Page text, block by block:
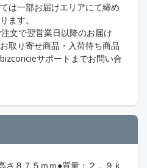
は一部お届けエリアにて締め
ます。
で翌営業日以降のお届け
取り寄せ商品・入荷待ち商品
サポートまでお問い合
さ８７５ｍｍ●質量：２．９ｋ